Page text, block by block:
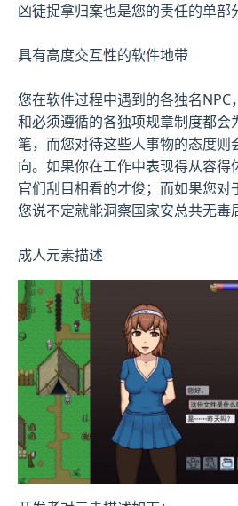
凶徒捉拿归案也是您的责任的单部
具有高度交互性的软件地带
您在软件过程中遇到的各独名NPC
和必须遵循的各独项规章制度都会
笔，而您对待这些人事物的态度则
向。如果你在工作中表现得从容得
官们刮目相看的才俊；而如果您对
您说不定就能洞察国家安总共无
成人元素描述